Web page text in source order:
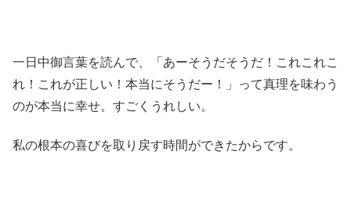
一日中御言葉を読んで、「あーそうだそうだ！これこれこ
れ！これが正しい！本当にそうだー！」って真理を味わう
のが本当に幸せ。すごくうれしい。
私の根本の喜びを取り戻す時間ができたからです。